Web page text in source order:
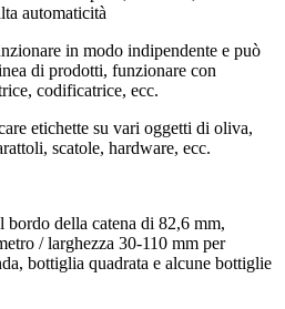
automaticità
in modo indipendente e può
di prodotti, funzionare con
codificatrice, ecc.
etichette su vari oggetti di oliva,
scatole, hardware, ecc.
bordo della catena di 82,6 mm,
/ larghezza 30-110 mm per
bottiglia quadrata e alcune bottiglie